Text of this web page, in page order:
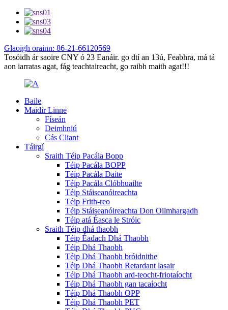
Glaoigh orainn: 86-21-66120569
Tosóidh ár saoire CNY ó 23 Eanáir. go dtí an 13ú, Feabhra, má tá
aon iarratas agat, fág teachtaireacht, go raibh maith agat!!!
Baile
Maidir Linne
Físeán
Deimhniú
Cás Cliant
Táirgí
Sraith Téip Pacála Bopp
Téip Pacála BOPP
Téip Pacála Daite
Téip Pacála Clóbhuailte
Téip Stáiseanóireachta
Téip Frith-reo
Téip Stáiseanóireachta Don Ollmhargadh
Téip atá Éasca le Stróic
Sraith Téip dhá thaobh
Téip Éadach Dhá Thaobh
Téip Dhá Thaobh
Téip Dhá Thaobh bróidnithe
Téip Dhá Thaobh Retardant lasair
Téip Dhá Thaobh ard-teocht-friotaíocht
Téip Dhá Thaobh gan tacaíocht
Téip Dhá Thaobh OPP
Téip Dhá Thaobh PET